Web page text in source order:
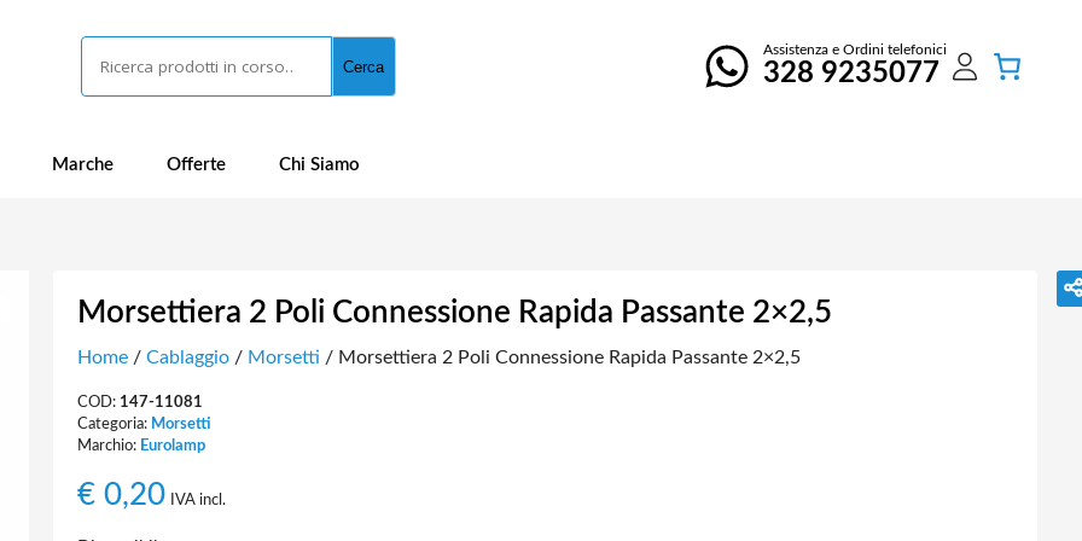
Cerca
Assistenza e Ordini telefonici
328 9235077
Marche Offerte Chi Siamo
Morsettiera 2 Poli Connessione Rapida Passante 2×2,5
Home/ Cablaggio/ Morsetti / Morsettiera 2 Poli Connessione Rapida Passante 2×2,5
COD: 147-11081
Categoria: Morsetti
Marchio: Eurolamp
€0,20 IVA incl.